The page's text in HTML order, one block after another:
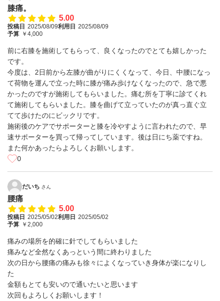
膝痛。
5.00
投稿日 2025/08/09利用日 2025/08/09
予算 ￥4,000
前に右膝を施術してもらって、良くなったのでとても嬉しかった
です。
今度は、2日前から左膝が曲がりにくくなって、今日、中腰になっ
て荷物を運んで立った時に膝が痛み歩けなくなったので、急で悪
かったのですが施術してもらいました。痛む所を丁寧に診てくれ
て施術してもらいました。膝を曲げて立っていたのが真っ直ぐ立
てて歩けたのにビックリです。
施術後のケアでサポーターと膝を冷やすように言われたので、早
速サポーターを買って帰ってしています。後は日にち薬ですね。
また何かあったらよろしくお願いします。
0
だいち さん
腰痛
5.00
投稿日 2025/05/02利用日 2025/05/02
予算 ￥2,000
痛みの場所を的確に針でしてもらいました
痛みなど全然なくあっという間に終わりました
次の日から腰痛の痛みも徐々によくなっていき身体が楽になりし
た
金額もとても安いので通いたいと思います
次回もよろしくお願いします！